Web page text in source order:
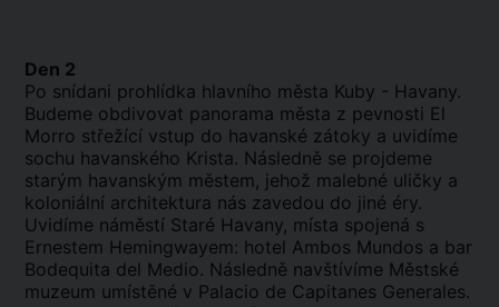
Den 2
Po snídani prohlídka hlavního města Kuby - Havany.
Budeme obdivovat panorama města z pevnosti El
Morro střežící vstup do havanské zátoky a uvidíme
sochu havanského Krista. Následně se projdeme
starým havanským městem, jehož malebné uličky a
koloniální architektura nás zavedou do jiné éry.
Uvidíme náměstí Staré Havany, místa spojená s
Ernestem Hemingwayem: hotel Ambos Mundos a bar
Bodequita del Medio. Následně navštívíme Městské
muzeum umístěné v Palacio de Capitanes Generales.